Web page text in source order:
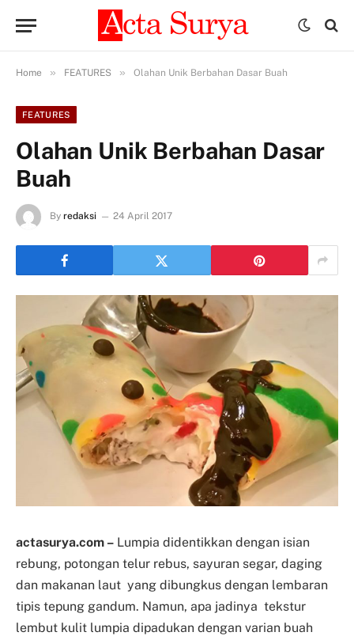
Home » FEATURES » Olahan Unik Berbahan Dasar Buah
FEATURES
Olahan Unik Berbahan Dasar
Buah
By redaksi 24 April 2017
actasurya.com – Lumpia didentikkan dengan isian
rebung, potongan telur rebus, sayuran segar, daging
dan makanan laut yang dibungkus dengan lembaran
tipis tepung gandum. Namun, apa jadinya tekstur
lembut kulit lumpia dipadukan dengan varian buah